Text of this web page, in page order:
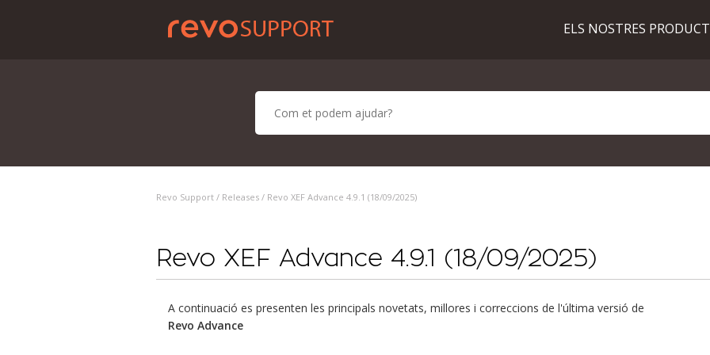
ELS NOSTRES
Revo Support / Releases / Revo XEF Advance 4.9.1 (18/09/2025)
Revo XEF Advance 4.9.1 (18/09/2025)
A continuació es presenten les principals novetats, millores i correccions de l'última versió de
Revo Advance